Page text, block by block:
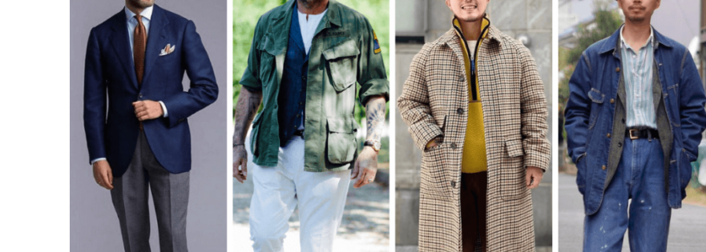
QUELLES
SONT
LES
GRANDES
FAMILLES
DE
STYLES
VESTIMENTAIRES
MASCULINS
?
–
Question
de
Style
#1